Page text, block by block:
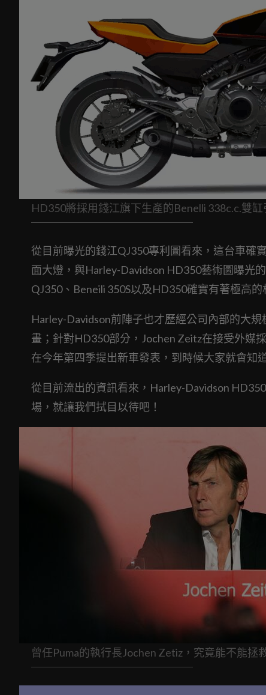
HD350將採用錢江旗下生產的Benelli 338c.c.雙
從目前曝光的錢江QJ350專利圖看來，這台車確
面大燈，與Harley-Davidson HD350藝術圖曝光
QJ350、Beneili 350S以及HD350確實有著極高的
Harley-Davidson前陣子也才歷經公司內部的大
畫；針對HD350部分，Jochen Zeitz在接受外媒
在今年第四季提出新車發表，到時候大家就會知
從目前流出的資訊看來，Harley-Davidson
場，就讓我們拭目以待吧！
曾任Puma的執行長Jochen Zetiz，究竟能不能拯